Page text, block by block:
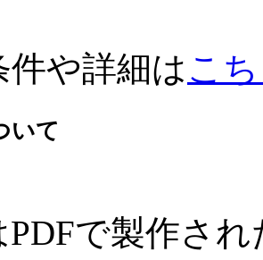
や詳細はこ
いて
PDFで製作さ